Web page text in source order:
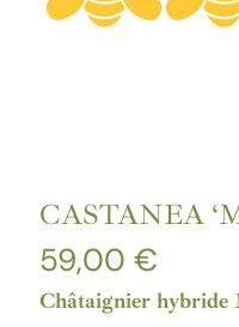
CASTANEA
59,00 €
Châtaignier hybride